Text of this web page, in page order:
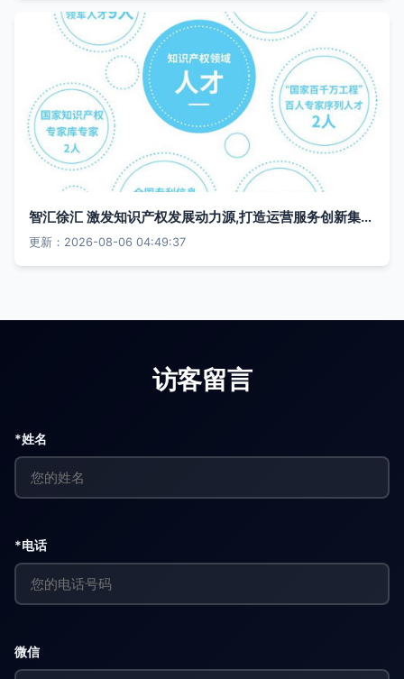
智汇徐汇 激发知识产权发展动力源,打造运营服务创新集聚区
更新：2026-08-06 04:49:37
访客留言
*姓名
*电话
微信